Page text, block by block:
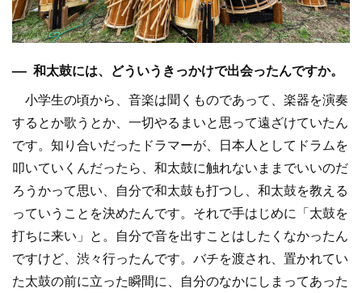
–– 和太鼓には、どういうきっかけで出会ったんですか。
小学生の頃から、音楽は聞くものであって、楽器を演奏
するとか歌うとか、一切やるまいと思って遠ざけていたん
です。知り合いだったドラマーが、日本人としてドラムを
叩いていくんだったら、和太鼓に触れないままでいいのだ
ろうかって思い、自分で和太鼓も打つし、和太鼓を教える
っていうことを決めたんです。それで手はじめに「太鼓を
打ちに来い」と。自分で音を出すことはしたくなかったん
ですけど、渋々行ったんです。バチを渡され、置かれてい
た太鼓の前に立った瞬間に、自分のなかにしまってあった